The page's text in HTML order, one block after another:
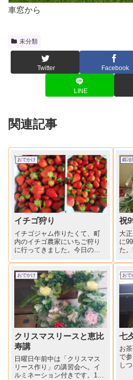
車窓から
未分類
Twitter Facebook
LINE
関連記事
おでかけ
イチゴ狩り
イチゴジャム作りたくて、町
内のイチゴ農家にいちご狩り
に行ってきました。今日の外
適当に摘むだけの作業なの
に、最初の意気込みはどこへ
やら、暑いし、腰は痛くなる
しで、２～30分ほどでギブア
ップ。ジャムにするにはもっ
たいな...
鍛冶
祝
大
に
た
き
な
ち
の
の
おでかけ
クリスマスリースと恵比
寿講
日曜日午前中は「クリスマス
リース作り」の講習会へ。イ
ルミネーション付きです。11
おで
七
お
で
し